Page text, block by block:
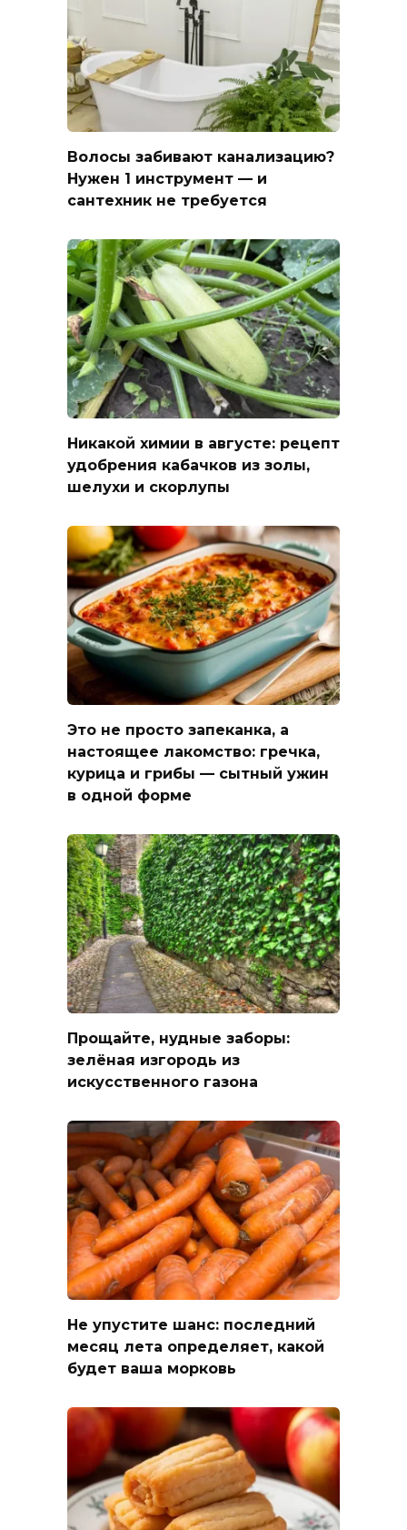
Волосы забивают канализацию?
Нужен 1 инструмент — и
сантехник не требуется
Никакой химии в августе: рецепт
удобрения кабачков из золы,
шелухи и скорлупы
Это не просто запеканка, а
настоящее лакомство: гречка,
курица и грибы — сытный ужин
в одной форме
Прощайте, нудные заборы:
зелёная изгородь из
искусственного газона
Не упустите шанс: последний
месяц лета определяет, какой
будет ваша морковь